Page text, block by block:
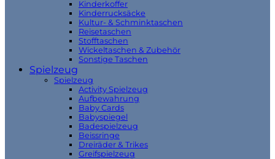
Kinderkoffer
Kinderrucksäcke
Kultur- & Schminktaschen
Reisetaschen
Stofftaschen
Wickeltaschen & Zubehör
Sonstige Taschen
Spielzeug
Spielzeug
Activity Spielzeug
Aufbewahrung
Baby Cards
Babyspiegel
Badespielzeug
Beissringe
Dreiräder & Trikes
Greifspielzeug